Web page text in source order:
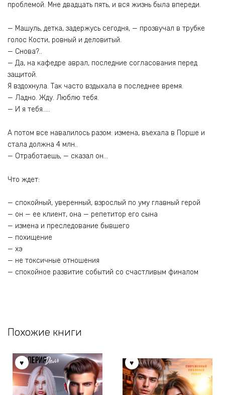
проблемой. Мне двадцать пять, и вся жизнь была впереди.
— Машуль, детка, задержусь сегодня, — прозвучал в трубке
голос Кости, ровный и деловитый.
— Снова?..
— Да, на кафедре аврал, последние согласования перед
защитой.
Я вздохнула. Так часто вздыхала в последнее время.
— Ладно. Жду. Люблю тебя.
— И я тебя…..
А потом все навалилось разом: измена, въехала в Порше и
стала должна 4 млн..
— Отработаешь, — сказал он…
Что ждет:
— спокойный, уверенный, взрослый по уму главный герой
— он — ее клиент, она — репетитор его сына
— измена и преследование бывшего
— похищение
— хэ
— не токсичные отношения
— спокойное развитие событий со счастливым финалом
Похожие книги